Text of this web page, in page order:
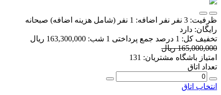
ظرفیت: 3 نفر نفر اضافه: 1 نفر (شامل هزینه اضافه) صبحانه
رایگان: دارد
تخفیف کل: 1 درصد جمع پرداختی 1 شب:
163,300,000 ریال
165,000,000 ریال
امتیاز باشگاه مشتریان: 131
تعداد اتاق
انتخاب اتاق